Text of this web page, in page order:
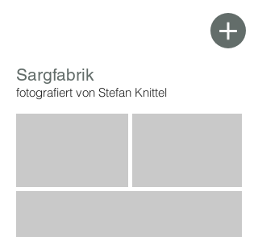
Sargfabrik
fotografiert von Stefan Knittel